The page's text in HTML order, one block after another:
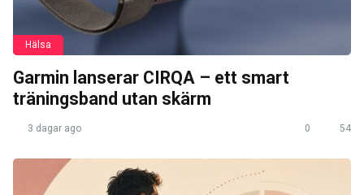
Hälsa
Garmin lanserar CIRQA – ett smart
träningsband utan skärm
3 dagar ago 0 54